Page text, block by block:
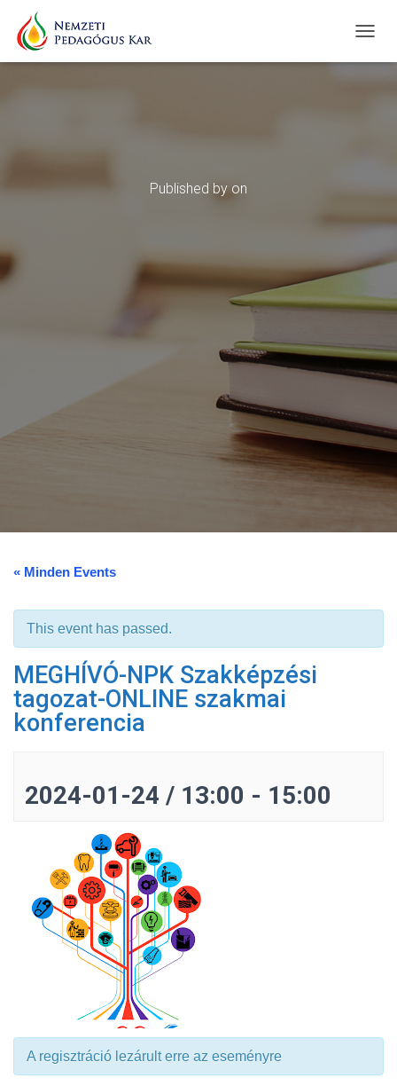
O
I
N
Published byon
« Minden Events
This event has passed.
MEGHÍVÓ-NPK Szakképzési
tagozat-ONLINE szakmai
konferencia
2024-01-24 / 13:00 - 15:00
A regisztráció lezárult erre az eseményre